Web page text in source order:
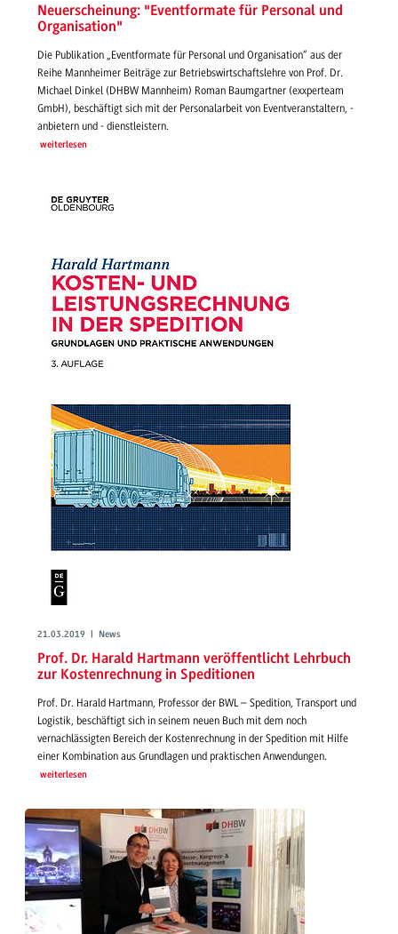
Neuerscheinung: "Eventformate für Personal und
Organisation"
Die Publikation „Eventformate für Personal und Organisation“ aus der
Reihe Mannheimer Beiträge zur Betriebswirtschaftslehre von Prof. Dr.
Michael Dinkel (DHBW Mannheim) Roman Baumgartner (exxperteam
GmbH), beschäftigt sich mit der Personalarbeit von Eventveranstaltern, -
anbietern und - dienstleistern.
weiterlesen
21.03.2019 | News
Prof. Dr. Harald Hartmann veröffentlicht Lehrbuch
zur Kostenrechnung in Speditionen
Prof. Dr. Harald Hartmann, Professor der BWL – Spedition, Transport und
Logistik, beschäftigt sich in seinem neuen Buch mit dem noch
vernachlässigten Bereich der Kostenrechnung in der Spedition mit Hilfe
einer Kombination aus Grundlagen und praktischen Anwendungen.
weiterlesen